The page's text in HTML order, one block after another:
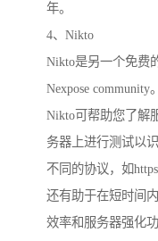
年。
4、Nikto
Nikto是另一个免费
Nexpose community。
Nikto可帮助您了解
务器上进行测试以
不同的协议，如
还有助于在短时间
效率和服务器强化